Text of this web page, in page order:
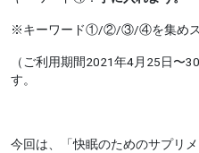
※キーワード①/②/③/④を集めス
（ご利用期間2021年4月25日〜
す。
今回は、「快眠のためのサプリ